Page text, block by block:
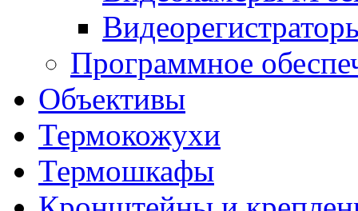
Программное
Объективы
Термокожухи
Термошкафы